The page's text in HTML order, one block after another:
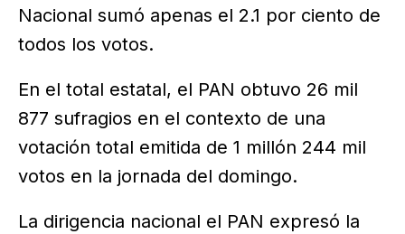
Nacional sumó apenas el 2.1 por ciento de
todos los votos.
En el total estatal, el PAN obtuvo 26 mil
877 sufragios en el contexto de una
votación total emitida de 1 millón 244 mil
votos en la jornada del domingo.
La dirigencia nacional el PAN expresó la